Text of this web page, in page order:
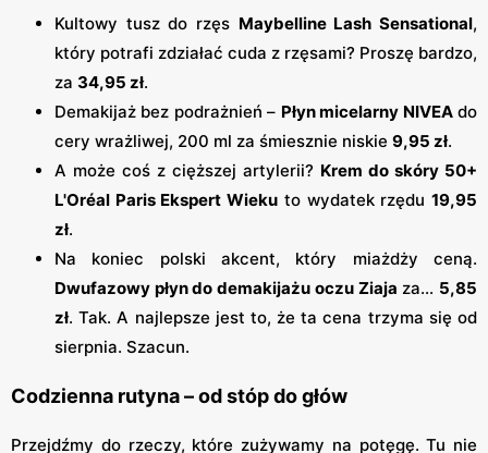
Kultowy tusz do rzęs Maybelline Lash Sensational,
który potrafi zdziałać cuda z rzęsami? Proszę bardzo,
za 34,95 zł.
Demakijaż bez podrażnień – Płyn micelarny NIVEAdo
cery wrażliwej, 200 ml za śmiesznie niskie 9,95 zł.
A może coś z cięższej artylerii? Krem do skóry 50+
L'Oréal Paris Ekspert Wieku to wydatek rzędu19,95
zł.
Na koniec polski akcent, który miażdży ceną.
Dwufazowy płyn do demakijażu oczu Ziaja za... 5,85
zł. Tak. A najlepsze jest to, że ta cena trzyma się od
sierpnia. Szacun.
Codzienna rutyna – od stóp do głów
Przejdźmy do rzeczy, które zużywamy na potęgę. Tu nie